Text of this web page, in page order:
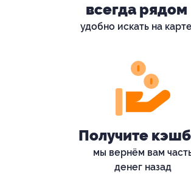
всегда рядом
удобно искать на
Получите
мы вернём вам
денег назад